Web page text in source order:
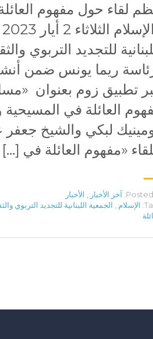
لقاء حول مفهوم
للتجديد التربوي
ريما يونس ضمن
تطبيق زوم بعنوان
العائلة في المسيحية
لبكي والشيخ
«مفهوم العائلة في […]
Posted آخر الأخبار , الأخبار
الإسلام , الجمعية اللبنانية للتجديد التربوي